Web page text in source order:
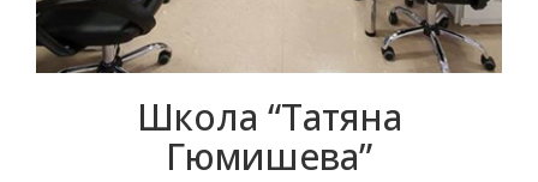
Школа “Татяна
Гюмишева”